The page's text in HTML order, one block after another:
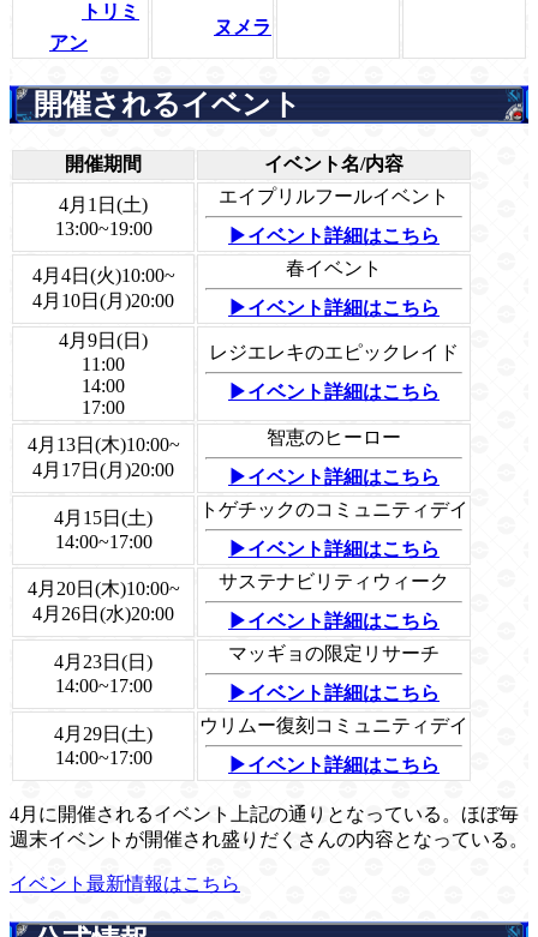
トリミ
アン
ヌメラ
開催されるイベント
開催期間
イベント名/内容
4月1日(土)
13:00~19:00
エイプリルフールイベント
▶イベント詳細はこちら
4月4日(火)10:00~
4月10日(月)20:00
春イベント
▶イベント詳細はこちら
4月9日(日)
11:00
14:00
17:00
レジエレキのエピックレイド
▶イベント詳細はこちら
4月13日(木)10:00~
4月17日(月)20:00
智恵のヒーロー
▶イベント詳細はこちら
4月15日(土)
14:00~17:00
トゲチックのコミュニティデイ
▶イベント詳細はこちら
4月20日(木)10:00~
4月26日(水)20:00
サステナビリティウィーク
▶イベント詳細はこちら
4月23日(日)
14:00~17:00
マッギョの限定リサーチ
▶イベント詳細はこちら
4月29日(土)
14:00~17:00
ウリムー復刻コミュニティデイ
▶イベント詳細はこちら
4月に開催されるイベント上記の通りとなっている。ほぼ毎
週末イベントが開催され盛りだくさんの内容となっている。
イベント最新情報はこちら